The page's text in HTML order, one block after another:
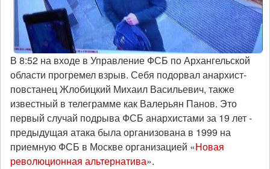
В 8:52 на входе в Управление ФСБ по Архангельской
области прогремел взрыв. Себя подорвал анархист-
повстанец Жлобицкий Михаил Васильевич, также
известный в телеграмме как Валерьян Панов. Это
первый случай подрыва ФСБ анархистами за 19 лет -
предыдущая атака была организована в 1999 на
приемную ФСБ в Москве организацией «Новая
революционная альтернатива».